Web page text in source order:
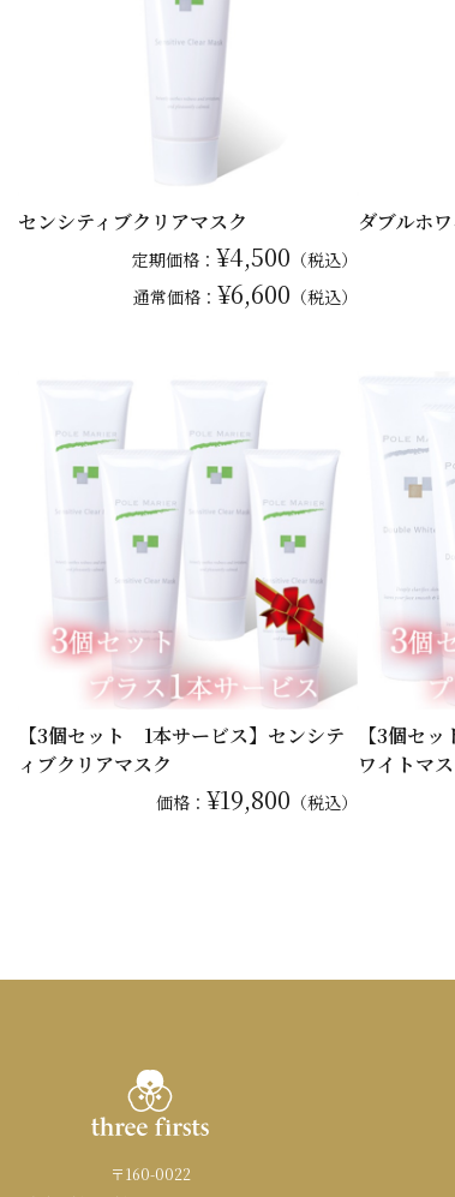
センシティブクリアマスク
定期価格： ¥4,500 （税込）
通常価格： ¥6,600 （税込）
ダブルホ
【3個セット 1本サービス】センシテ
ィブクリアマスク
価格： ¥19,800 （税込）
【3個セ
ワイトマ
〒160-0022